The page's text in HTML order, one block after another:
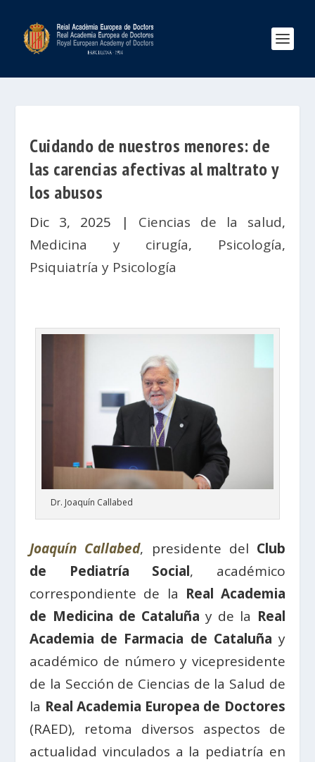
Cuidando de nuestros menores: de
las carencias afectivas al maltrato y
los abusos
Dic 3, 2025 | Ciencias de la salud,
Medicina y cirugía, Psicología,
Psiquiatría y Psicología
Dr. Joaquín Callabed
Joaquín Callabed, presidente del Club
de Pediatría Social, académico
correspondiente de la Real Academia
de Medicina de Cataluña y de la Real
Academia de Farmacia de Cataluña y
académico de número y vicepresidente
de la Sección de Ciencias de la Salud de
la Real Academia Europea de Doctores
(RAED), retoma diversos aspectos de
actualidad vinculados a la pediatría en